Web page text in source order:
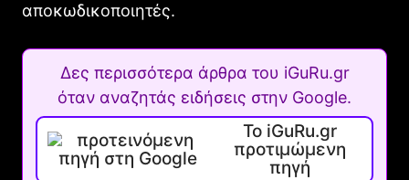
αποκωδικοποιητές.
Δες περισσότερα άρθρα του iGuRu.gr
όταν αναζητάς ειδήσεις στην Google.
Το iGuRu.gr
προτιμώμενη
πηγή